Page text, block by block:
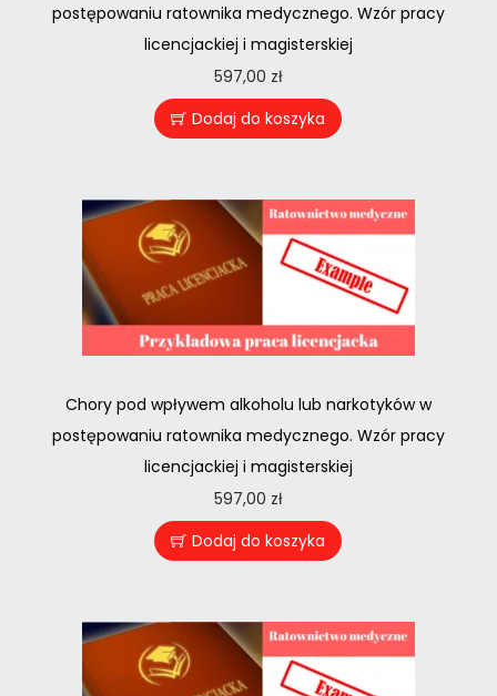
postępowaniu ratownika medycznego. Wzór pracy
licencjackiej i magisterskiej
597,00 zł
Dodaj do koszyka
Chory pod wpływem alkoholu lub narkotyków w
postępowaniu ratownika medycznego. Wzór pracy
licencjackiej i magisterskiej
597,00 zł
Dodaj do koszyka